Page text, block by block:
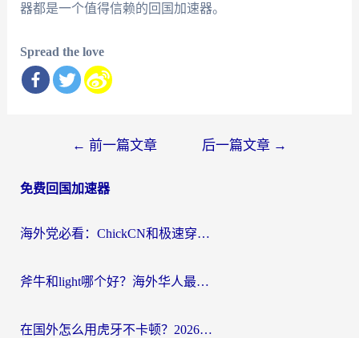
器都是一个值得信赖的回国加速器。
Spread the love
导
← 前一篇文章 后一篇文章 →
免费回国加速器
海外党必看：ChickCN和极速穿梭VPN好用吗？3招教你选对回国加速器无缝刷国内资源
斧牛和light哪个好？海外华人最关心的回国加速器选择难题，一篇讲透
在国外怎么用虎牙不卡顿？2026海外华人亲测有效的回国加速器选择指南